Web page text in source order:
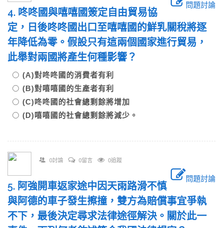
問題討論
4. 咚咚國與嘻嘻國簽定自由貿易協
定，日後咚咚國出口至嘻嘻國的鮮乳關稅將逐
年降低為零。假設只有這兩個國家進行貿易，
此舉對兩國將產生何種影響？
(A)對咚咚國的消費者有利
(B)對嘻嘻國的生產者有利
(C)咚咚國的社會總剩餘將增加
(D)嘻嘻國的社會總剩餘將減少。
0討論 0留言 0追蹤
問題討論
5. 阿強開車返家途中因天雨路滑不慎
與阿德的車子發生擦撞，雙方為賠償事宜爭執
不下，最後決定尋求法律途徑解決。關於此一